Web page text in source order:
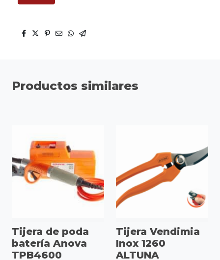
Productos similares
Tijera de poda
batería Anova
TPB4600
Tijera Vendimia
Inox 1260
ALTUNA